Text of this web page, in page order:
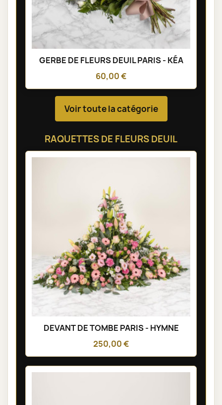
GERBE DE FLEURS DEUIL PARIS - KÉA
60,00 €
Voir toute la catégorie
RAQUETTES DE FLEURS DEUIL
DEVANT DE TOMBE PARIS - HYMNE
250,00 €